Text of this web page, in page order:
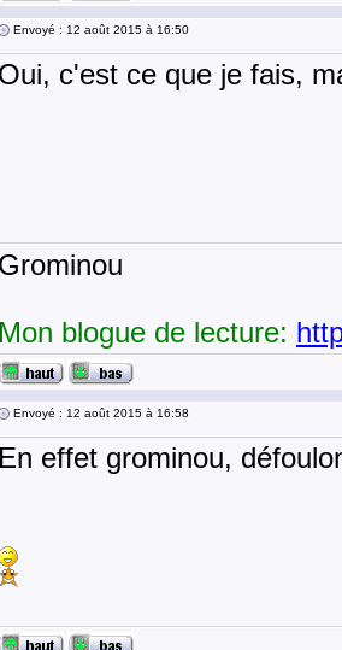
Envoyé : 12 août 2015 à 16:50
Oui, c'est ce que je fais,
Grominou
Mon blogue de lecture:
Envoyé : 12 août 2015 à 16:58
En effet grominou,